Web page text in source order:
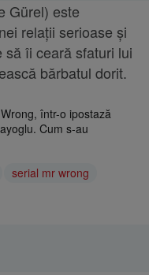
Gürel) este
relaţii serioase şi
îi ceară sfaturi lui
bărbatul dorit.
într-o ipostază
Cum s-au
serial mr wrong